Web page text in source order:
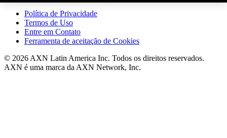
Política de Privacidade
Termos de Uso
Entre em Contato
Ferramenta de aceitação de Cookies
© 2026 AXN Latin America Inc. Todos os direitos reservados.
AXN é uma marca da AXN Network, Inc.